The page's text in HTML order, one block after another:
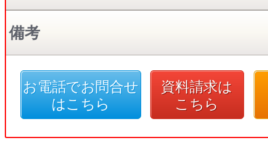
備考
お電話でお問合せ
はこちら
資料請求は
こちら